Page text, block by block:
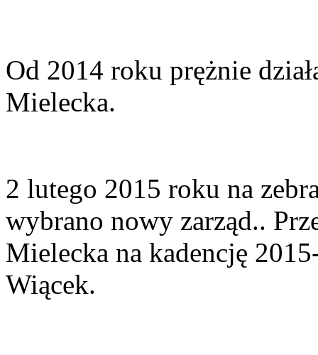
Od 2014 roku prężnie
Mielecka.
2 lutego 2015 roku na
wybrano nowy zarząd..
Mielecka na kadencję
Wiącek.